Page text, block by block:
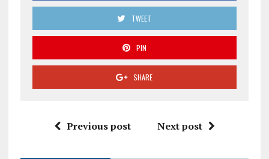
TWEET
PIN
SHARE
Previous post Next post